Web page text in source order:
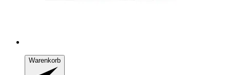
Warenkorb